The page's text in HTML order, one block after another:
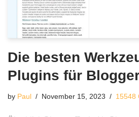
Die besten
Plugins für
by Paul November 15, 2023 15548